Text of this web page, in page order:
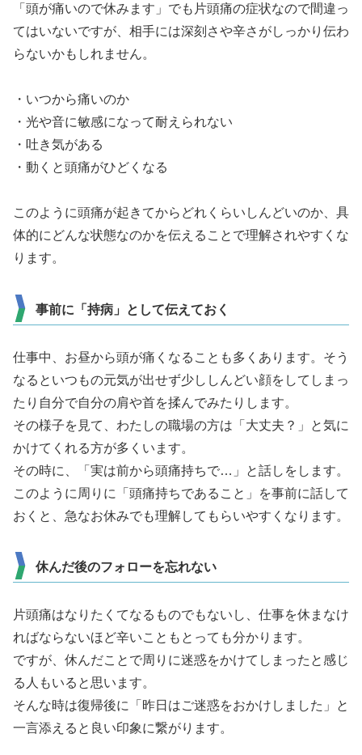
「頭が痛いので休みます」でも片頭痛の症状なので間違っ
てはいないですが、相手には深刻さや辛さがしっかり伝わ
らないかもしれません。
・いつから痛いのか
・光や音に敏感になって耐えられない
・吐き気がある
・動くと頭痛がひどくなる
このように頭痛が起きてからどれくらいしんどいのか、具
体的にどんな状態なのかを伝えることで理解されやすくな
ります。
事前に「持病」として伝えておく
仕事中、お昼から頭が痛くなることも多くあります。そう
なるといつもの元気が出せず少ししんどい顔をしてしまっ
たり自分で自分の肩や首を揉んでみたりします。
その様子を見て、わたしの職場の方は「大丈夫？」と気に
かけてくれる方が多くいます。
その時に、「実は前から頭痛持ちで…」と話しをします。
このように周りに「頭痛持ちであること」を事前に話して
おくと、急なお休みでも理解してもらいやすくなります。
休んだ後のフォローを忘れない
片頭痛はなりたくてなるものでもないし、仕事を休まなけ
ればならないほど辛いこともとっても分かります。
ですが、休んだことで周りに迷惑をかけてしまったと感じ
る人もいると思います。
そんな時は復帰後に「昨日はご迷惑をおかけしました」と
一言添えると良い印象に繋がります。